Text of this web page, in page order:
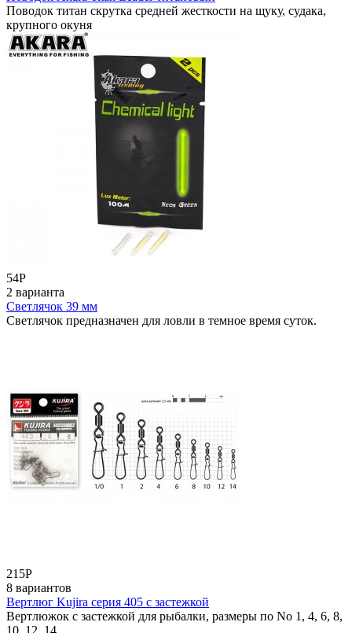
Поводок титан скрутка средней жесткости на щуку, судака,
крупного окуня
54Р
2 варианта
Светлячок 39 мм
Светлячок предназначен для ловли в темное время суток.
215Р
8 вариантов
Вертлюг Kujira серия 405 с застежкой
Вертлюжок с застежкой для рыбалки, размеры по No 1, 4, 6, 8,
10, 12, 14